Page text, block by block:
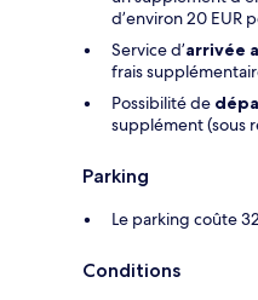
d’environ 20 EUR
Service d’arrivée
frais
Possibilité de
supplément (sous
Parking
Le parking coûte
Conditions